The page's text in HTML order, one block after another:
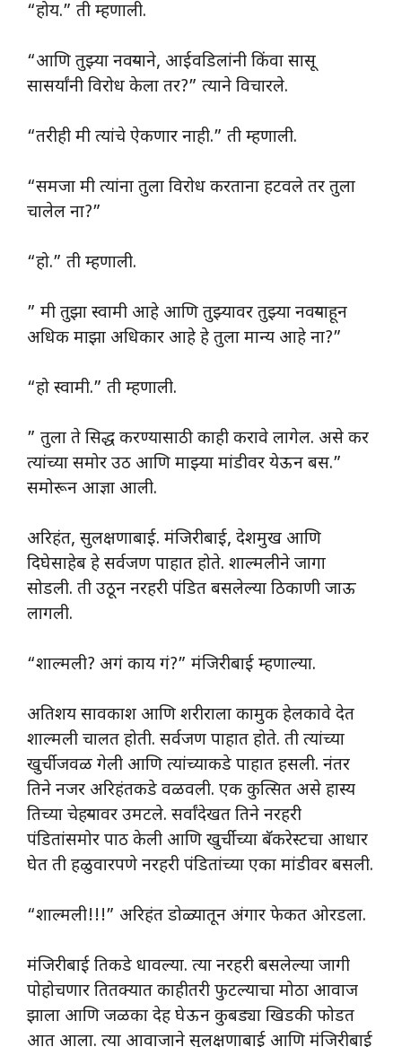
“होय.” ती म्हणाली.
“आणि तुझ्या नवऱ्याने, आईवडिलांनी किंवा सासू
सासर्यांनी विरोध केला तर?” त्याने विचारले.
“तरीही मी त्यांचे ऐकणार नाही.” ती म्हणाली.
“समजा मी त्यांना तुला विरोध करताना हटवले तर तुला
चालेल ना?”
“हो.” ती म्हणाली.
” मी तुझा स्वामी आहे आणि तुझ्यावर तुझ्या नवऱ्याहून
अधिक माझा अधिकार आहे हे तुला मान्य आहे ना?”
“हो स्वामी.” ती म्हणाली.
” तुला ते सिद्ध करण्यासाठी काही करावे लागेल. असे कर
त्यांच्या समोर उठ आणि माझ्या मांडीवर येऊन बस.”
समोरून आज्ञा आली.
अरिहंत, सुलक्षणाबाई. मंजिरीबाई, देशमुख आणि
दिघेसाहेब हे सर्वजण पाहात होते. शाल्मलीने जागा
सोडली. ती उठून नरहरी पंडित बसलेल्या ठिकाणी जाऊ
लागली.
“शाल्मली? अगं काय गं?” मंजिरीबाई म्हणाल्या.
अतिशय सावकाश आणि शरीराला कामुक हेलकावे देत
शाल्मली चालत होती. सर्वजण पाहात होते. ती त्यांच्या
खुर्चीजवळ गेली आणि त्यांच्याकडे पाहात हसली. नंतर
तिने नजर अरिहंतकडे वळवली. एक कुत्सित असे हास्य
तिच्या चेहऱ्यावर उमटले. सर्वांदेखत तिने नरहरी
पंडितांसमोर पाठ केली आणि खुर्चीच्या बॅकरेस्टचा आधार
घेत ती हळुवारपणे नरहरी पंडितांच्या एका मांडीवर बसली.
“शाल्मली!!!” अरिहंत डोळ्यातून अंगार फेकत ओरडला.
मंजिरीबाई तिकडे धावल्या. त्या नरहरी बसलेल्या जागी
पोहोचणार तितक्यात काहीतरी फुटल्याचा मोठा आवाज
झाला आणि जळका देह घेऊन कुबड्या खिडकी फोडत
आत आला. त्या आवाजाने सुलक्षणाबाई आणि मंजिरीबाई